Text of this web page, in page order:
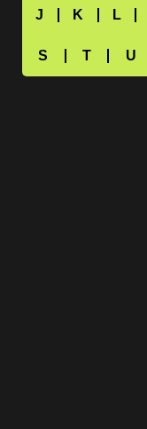
J
K L
S
T U